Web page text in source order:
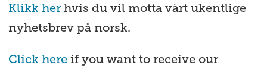
Klikk herhvis du vil motta vårt ukentlige
nyhetsbrev på norsk.
Click hereif you want to receive our